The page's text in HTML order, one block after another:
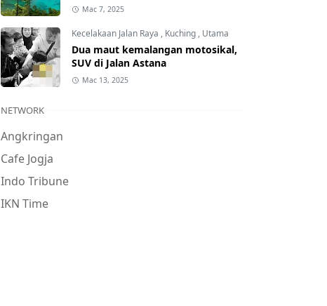
Mac 7, 2025
Kecelakaan Jalan Raya , Kuching , Utama
Dua maut kemalangan motosikal,
SUV di Jalan Astana
Mac 13, 2025
NETWORK
Angkringan
Cafe Jogja
Indo Tribune
IKN Time